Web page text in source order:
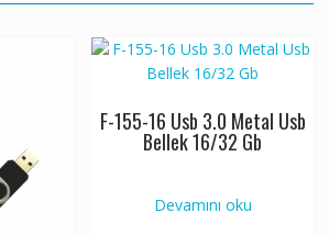
F-155-16 Usb 3.0 Metal Usb
Bellek 16/32 Gb
Devamını oku